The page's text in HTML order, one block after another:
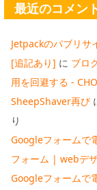
最近のコメン
Jetpackのパブリサ
[追記あり] に ブロ
用を回避する -
SheepShaver再び
り
Googleフォームで
フォーム | webデ
Googleフォームで